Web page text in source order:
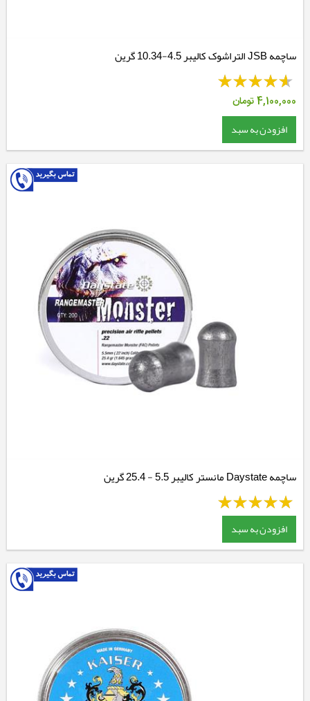
ساچمه JSB التراشوک کالیبر 4.5-10.34 گرین
4,100,000تومان
افزودن به سبد
ساچمه Daystate مانستر کالیبر 5.5 - 25.4 گرین
افزودن به سبد